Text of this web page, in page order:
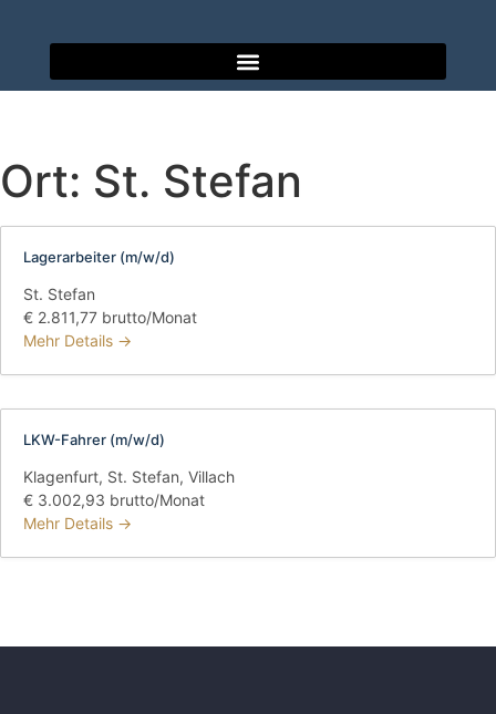
Ort: St. Stefan
Lagerarbeiter (m/w/d)
St. Stefan
€ 2.811,77 brutto/Monat
Mehr Details
LKW-Fahrer (m/w/d)
Klagenfurt St. Stefan Villach
€ 3.002,93 brutto/Monat
Mehr Details